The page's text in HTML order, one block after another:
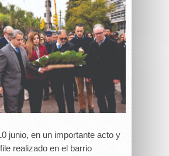
junio, en un importante acto y
realizado en el barrio